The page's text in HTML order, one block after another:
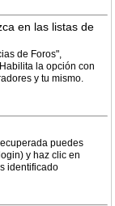
en las listas de
de Foros",
la opción con
y tu mismo.
puedes
y haz clic en
identificado